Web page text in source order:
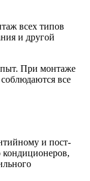
всех типов
и другой
При монтаже
все
и пост-